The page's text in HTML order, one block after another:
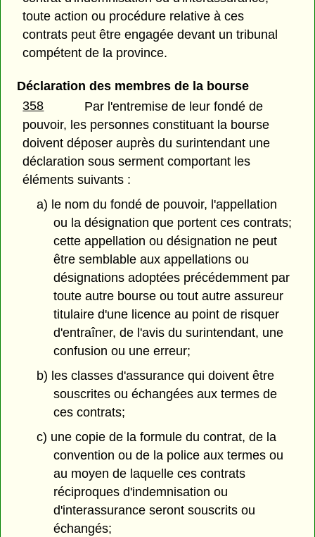
toute action ou procédure relative à ces
contrats peut être engagée devant un tribunal
compétent de la province.
Déclaration des membres de la bourse
358
Par l'entremise de leur fondé de
pouvoir, les personnes constituant la bourse
doivent déposer auprès du surintendant une
déclaration sous serment comportant les
éléments suivants :
a) le nom du fondé de pouvoir, l'appellation
ou la désignation que portent ces contrats;
cette appellation ou désignation ne peut
être semblable aux appellations ou
désignations adoptées précédemment par
toute autre bourse ou tout autre assureur
titulaire d'une licence au point de risquer
d'entraîner, de l'avis du surintendant, une
confusion ou une erreur;
b) les classes d'assurance qui doivent être
souscrites ou échangées aux termes de
ces contrats;
c) une copie de la formule du contrat, de la
convention ou de la police aux termes ou
au moyen de laquelle ces contrats
réciproques d'indemnisation ou
d'interassurance seront souscrits ou
échangés;